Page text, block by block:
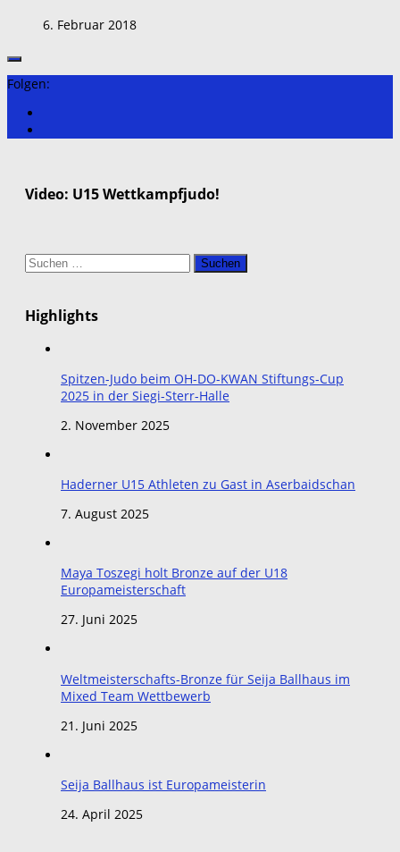
6. Februar 2018
Folgen:
Video: U15 Wettkampfjudo!
Suchen
nach:
Highlights
Spitzen-Judo beim OH-DO-KWAN Stiftungs-Cup
2025 in der Siegi-Sterr-Halle
2. November 2025
Haderner U15 Athleten zu Gast in Aserbaidschan
7. August 2025
Maya Toszegi holt Bronze auf der U18
Europameisterschaft
27. Juni 2025
Weltmeisterschafts-Bronze für Seija Ballhaus im
Mixed Team Wettbewerb
21. Juni 2025
Seija Ballhaus ist Europameisterin
24. April 2025